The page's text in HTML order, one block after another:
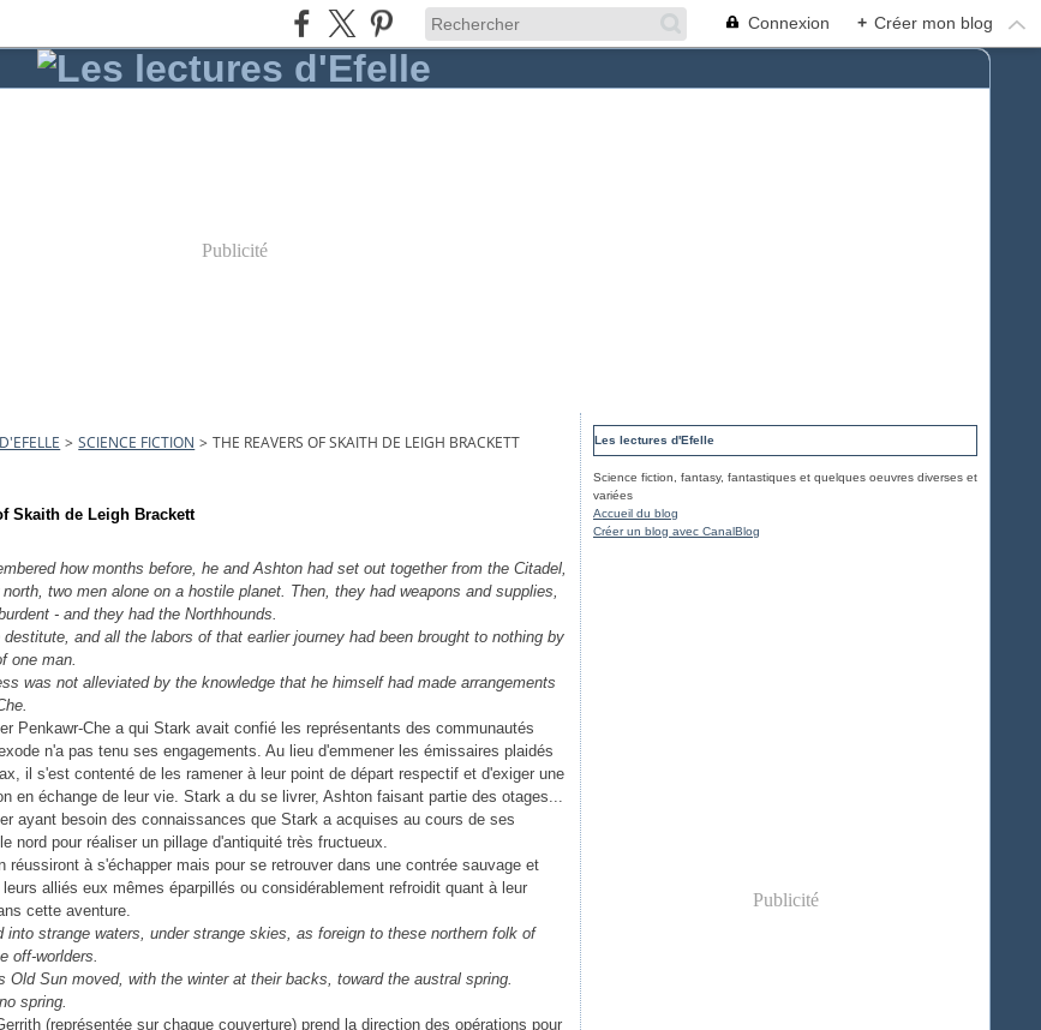
Connexion + Créer mon blog
Publicité
> SCIENCE FICTION > THE REAVERS OF SKAITH DE LEIGH BRACKETT
Skaith de Leigh Brackett
how months before, he and Ashton had set out together from the Citadel,
two men alone on a hostile planet. Then, they had weapons and supplies,
- and they had the Northhounds.
destitute, and all the labors of that earlier journey had been brought to nothing by
one man.
was not alleviated by the knowledge that he himself had made arrangements
Penkawr-Che a qui Stark avait confié les représentants des communautés
n'a pas tenu ses engagements. Au lieu d'emmener les émissaires plaidés
il s'est contenté de les ramener à leur point de départ respectif et d'exiger une
en échange de leur vie. Stark a du se livrer, Ashton faisant partie des otages...
ayant besoin des connaissances que Stark a acquises au cours de ses
nord pour réaliser un pillage d'antiquité très fructueux.
réussiront à s'échapper mais pour se retrouver dans une contrée sauvage et
alliés eux mêmes éparpillés ou considérablement refroidit quant à leur
cette aventure.
into strange waters, under strange skies, as foreign to these northern folk of
off-worlders.
Old Sun moved, with the winter at their backs, toward the austral spring.
spring.
(représentée sur chaque couverture) prend la direction des opérations pour
Les lectures d'Efelle
Science fiction, fantasy, fantastiques et quelques oeuvres diverses et
variées
Accueil du blog
Créer un blog avec CanalBlog
Publicité